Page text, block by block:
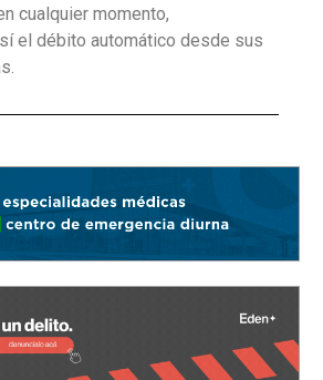
cualquier momento,
el débito automático desde sus